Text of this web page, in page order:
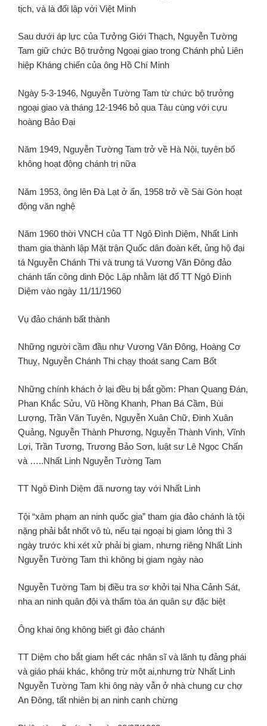
tịch, và là đối lập với Việt Minh
Sau dưới áp lực của Tưởng Giới Thạch, Nguyễn Tường
Tam giữ chức Bộ trưởng Ngoại giao trong Chánh phủ Liên
hiệp Kháng chiến của ông Hồ Chí Minh
Ngày 5-3-1946, Nguyễn Tường Tam từ chức bộ trưởng
ngoại giao và tháng 12-1946 bỏ qua Tàu cùng với cựu
hoàng Bảo Đại
Năm 1949, Nguyễn Tường Tam trở về Hà Nội, tuyên bố
không hoạt động chánh trị nữa
Năm 1953, ông lên Đà Lạt ở ẩn, 1958 trở về Sài Gòn hoạt
động văn nghệ
Năm 1960 thời VNCH của TT Ngô Đình Diệm, Nhất Linh
tham gia thành lập Mặt trận Quốc dân đoàn kết, ủng hộ đại
tá Nguyễn Chánh Thi và trung tá Vương Văn Đông đảo
chánh tấn công dinh Độc Lập nhằm lật đổ TT Ngô Đình
Diệm vào ngày 11/11/1960
Vụ đảo chánh bất thành
Những người cầm đầu như Vương Văn Đông, Hoàng Cơ
Thuỵ, Nguyễn Chánh Thi chạy thoát sang Cam Bốt
Những chính khách ở lại đều bị bắt gồm: Phan Quang Đán,
Phan Khắc Sửu, Vũ Hồng Khanh, Phan Bá Cầm, Bùi
Lượng, Trần Văn Tuyên, Nguyễn Xuân Chữ, Đinh Xuân
Quảng, Nguyễn Thành Phương, Nguyễn Thành Vinh, Vĩnh
Lợi, Trần Tương, Trương Bảo Sơn, luật sư Lê Ngọc Chấn
và …..Nhất Linh Nguyễn Tường Tam
TT Ngô Đình Diệm đã nương tay với Nhất Linh
Tội “xâm phạm an ninh quốc gia” tham gia đảo chánh là tội
nặng phải bắt nhốt vô tù, nếu tại ngoại bị giam lỏng thì 3
ngày trước khi xét xử phải bị giam, nhưng riêng Nhất Linh
Nguyễn Tường Tam thì không bị giam ngày nào
Nguyễn Tường Tam bị điều tra sơ khởi tại Nha Cảnh Sát,
nha an ninh quân đội và thẩm tòa án quân sự đặc biệt
Ông khai ông không biết gì đảo chánh
TT Diệm cho bắt giam hết các nhân sĩ và lãnh tụ đảng phái
và giáo phái khác, không trừ một ai,nhưng trừ Nhất Linh
Nguyễn Tường Tam khi ông này vẫn ở nhà chung cư chợ
An Đông, tất nhiên bị an ninh canh chừng